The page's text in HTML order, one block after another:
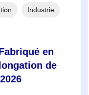
en
de
Industrie